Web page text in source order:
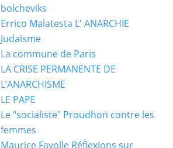
bolcheviks
Errico Malatesta L' ANARCHIE
Judaïsme
La commune de Paris
LA CRISE PERMANENTE DE
L’ANARCHISME
LE PAPE
Le "socialiste" Proudhon contre les
femmes
Maurice Fayolle Réflexions sur